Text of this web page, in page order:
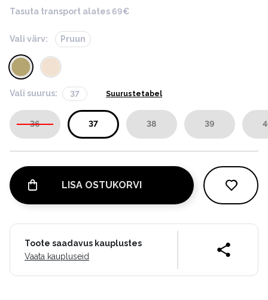
Tasuta transport alates 69€
Vali värv: Pruun
Vali suurus: 37 Suurustetabel
36 37 38 39
LISA OSTUKORVI
Toote saadavus kauplustes
Vaata kaupluseid